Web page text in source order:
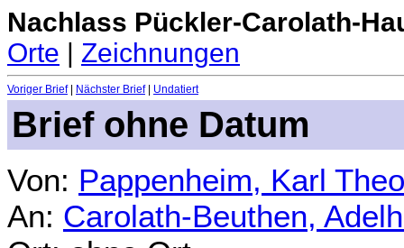
Nachlass Pückler-Carolath-
Orte | Zeichnungen
Voriger Brief| Nächster Brief| Undatiert
Brief ohne Datum
Von: Pappenheim, Karl
An: Carolath-Beuthen,